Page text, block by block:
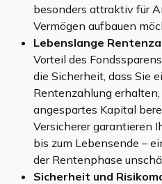
besonders attraktiv für
Vermögen aufbauen
Lebenslange
Vorteil des
die Sicherheit, dass Sie
Rentenzahlung
angespartes Kapital
Versicherer garantieren
bis zum Lebensende –
der Rentenphase
Sicherheit und